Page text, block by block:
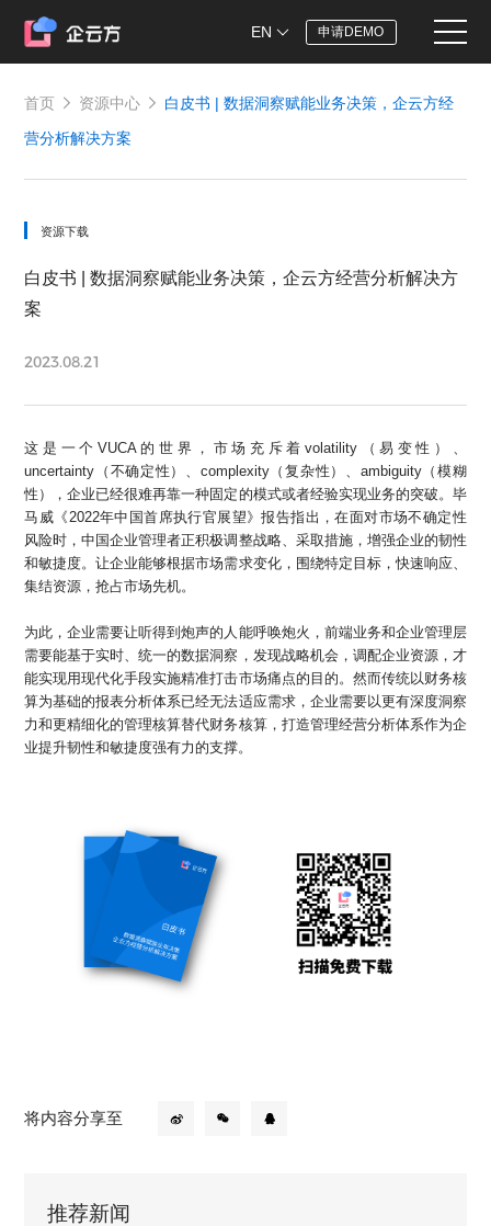
EN 申请DEMO
首页 资源中心
白皮书 | 数据洞察赋能业务决策，企云方经
营分析解决方案
资源下载
白皮书 | 数据洞察赋能业务决策，企云方经营分析解决方
案
2023.08.21
这是一个VUCA的世界，市场充斥着volatility（易变性）、
uncertainty（不确定性）、complexity（复杂性）、ambiguity（模糊
性），企业已经很难再靠一种固定的模式或者经验实现业务的突破。毕
马威《2022年中国首席执行官展望》报告指出，在面对市场不确定性
风险时，中国企业管理者正积极调整战略、采取措施，增强企业的韧性
和敏捷度。让企业能够根据市场需求变化，围绕特定目标，快速响应、
集结资源，抢占市场先机。
为此，企业需要让听得到炮声的人能呼唤炮火，前端业务和企业管理层
需要能基于实时、统一的数据洞察，发现战略机会，调配企业资源，才
能实现用现代化手段实施精准打击市场痛点的目的。然而传统以财务核
算为基础的报表分析体系已经无法适应需求，企业需要以更有深度洞察
力和更精细化的管理核算替代财务核算，打造管理经营分析体系作为企
业提升韧性和敏捷度强有力的支撑。
将内容分享至
推荐新闻